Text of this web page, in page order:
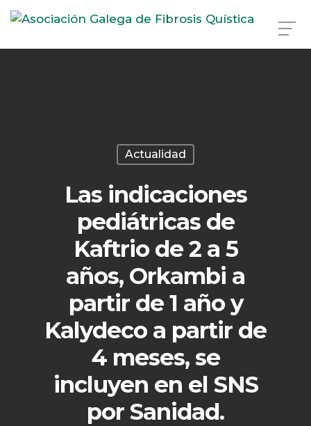
Actualidad
Las indicaciones
pediátricas de
Kaftrio de 2 a 5
años, Orkambi a
partir de 1 año y
Kalydeco a partir de
4 meses, se
incluyen en el SNS
por Sanidad.